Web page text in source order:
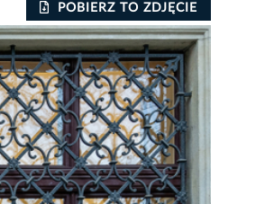
POBIERZ TO ZDJĘCIE